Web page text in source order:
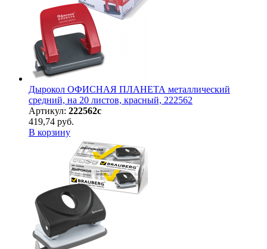
Дырокол ОФИСНАЯ ПЛАНЕТА металлический
средний, на 20 листов, красный, 222562
Артикул: 222562с
419,74 руб.
В корзину